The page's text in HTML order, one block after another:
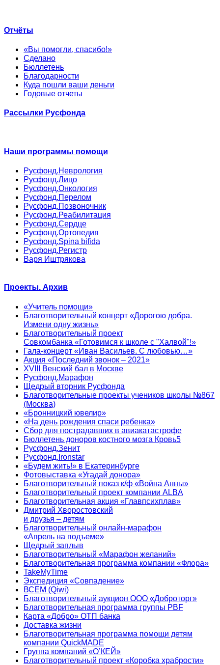
Отчёты
«Вы помогли, спасибо!»
Сделано
Бюллетень
Благодарности
Куда пошли ваши деньги
Годовые отчеты
Рассылки Русфонда
Наши программы помощи
Русфонд.Неврология
Русфонд.Лицо
Русфонд.Онкология
Русфонд.Перелом
Русфонд.Позвоночник
Русфонд.Реабилитация
Русфонд.Сердце
Русфонд.Ортопедия
Русфонд.Spina bifida
Русфонд.Регистр
Варя Иштрякова
Проекты. Архив
«Учитель помощи»
Благотворительный концерт «Дорогою добра.
Измени одну жизнь»
Благотворительный проект
Совкомбанка «Готовимся к школе с "Халвой"!»
Гала-концерт «Иван Васильев. С любовью…»
Акция «Последний звонок – 2021»
XVIII Венский бал в Москве
Русфонд.Марафон
Щедрый вторник Русфонда
Благотворительные проекты учеников школы №867
(Москва)
«Бронницкий ювелир»
«На день рождения спаси ребенка»
Сбор для пострадавших в авиакатастрофе
Бюллетень доноров костного мозга Кровь5
Русфонд.Зенит
Русфонд.Ironstar
«Будем жить!» в Екатеринбурге
Фотовыставка «Угадай донора»
Благотворительный показ к/ф «Война Анны»
Благотворительный проект компании ALBA
Благотворительная акция «Главпсихплав»
Дмитрий Хворостовский
и друзья – детям
Благотворительный онлайн‑марафон
«Апрель на подъеме»
Щедрый заплыв
Благотворительный «Марафон желаний»
Благотворительная программа компании «Флора»
TakeMyTime
Экспедиция «Совпадение»
ВСЕМ (Qiwi)
Благотворительный аукцион ООО «Доброторг»
Благотворительная программа группы PBF
Карта «Добро» ОТП банка
Доставка жизни
Благотворительная программа помощи детям
компании QuickMADE
Группа компаний «О’КЕЙ»
Благотворительный проект «Коробка храбрости»